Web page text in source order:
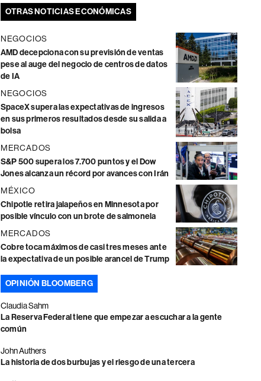
OTRAS NOTICIAS ECONÓMICAS
NEGOCIOS
AMD decepciona con su previsión de ventas
pese al auge del negocio de centros de datos
de IA
NEGOCIOS
SpaceX supera las expectativas de ingresos
en sus primeros resultados desde su salida a
bolsa
MERCADOS
S&P 500 supera los 7.700 puntos y el Dow
Jones alcanza un récord por avances con Irán
MÉXICO
Chipotle retira jalapeños en Minnesota por
posible vínculo con un brote de salmonela
MERCADOS
Cobre toca máximos de casi tres meses ante
la expectativa de un posible arancel de Trump
OPINIÓN BLOOMBERG
Claudia Sahm
La Reserva Federal tiene que empezar a escuchar a la gente
común
John Authers
La historia de dos burbujas y el riesgo de una tercera